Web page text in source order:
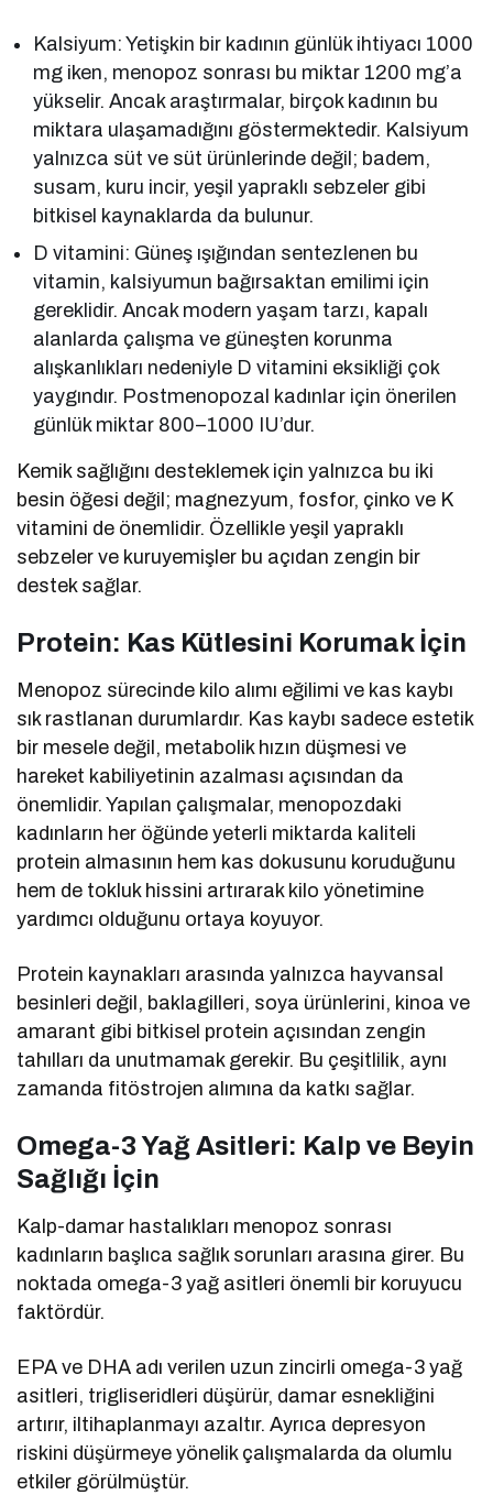
Kalsiyum: Yetişkin bir kadının günlük ihtiyacı 1000
mg iken, menopoz sonrası bu miktar 1200 mg’a
yükselir. Ancak araştırmalar, birçok kadının bu
miktara ulaşamadığını göstermektedir. Kalsiyum
yalnızca süt ve süt ürünlerinde değil; badem,
susam, kuru incir, yeşil yapraklı sebzeler gibi
bitkisel kaynaklarda da bulunur.
D vitamini: Güneş ışığından sentezlenen bu
vitamin, kalsiyumun bağırsaktan emilimi için
gereklidir. Ancak modern yaşam tarzı, kapalı
alanlarda çalışma ve güneşten korunma
alışkanlıkları nedeniyle D vitamini eksikliği çok
yaygındır. Postmenopozal kadınlar için önerilen
günlük miktar 800–1000 IU’dur.
Kemik sağlığını desteklemek için yalnızca bu iki
besin öğesi değil; magnezyum, fosfor, çinko ve K
vitamini de önemlidir. Özellikle yeşil yapraklı
sebzeler ve kuruyemişler bu açıdan zengin bir
destek sağlar.
Protein: Kas Kütlesini Korumak İçin
Menopoz sürecinde kilo alımı eğilimi ve kas kaybı
sık rastlanan durumlardır. Kas kaybı sadece estetik
bir mesele değil, metabolik hızın düşmesi ve
hareket kabiliyetinin azalması açısından da
önemlidir. Yapılan çalışmalar, menopozdaki
kadınların her öğünde yeterli miktarda kaliteli
protein almasının hem kas dokusunu koruduğunu
hem de tokluk hissini artırarak kilo yönetimine
yardımcı olduğunu ortaya koyuyor.
Protein kaynakları arasında yalnızca hayvansal
besinleri değil, baklagilleri, soya ürünlerini, kinoa ve
amarant gibi bitkisel protein açısından zengin
tahılları da unutmamak gerekir. Bu çeşitlilik, aynı
zamanda fitöstrojen alımına da katkı sağlar.
Omega-3 Yağ Asitleri: Kalp ve Beyin
Sağlığı İçin
Kalp-damar hastalıkları menopoz sonrası
kadınların başlıca sağlık sorunları arasına girer. Bu
noktada omega-3 yağ asitleri önemli bir koruyucu
faktördür.
EPA ve DHA adı verilen uzun zincirli omega-3 yağ
asitleri, trigliseridleri düşürür, damar esnekliğini
artırır, iltihaplanmayı azaltır. Ayrıca depresyon
riskini düşürmeye yönelik çalışmalarda da olumlu
etkiler görülmüştür.